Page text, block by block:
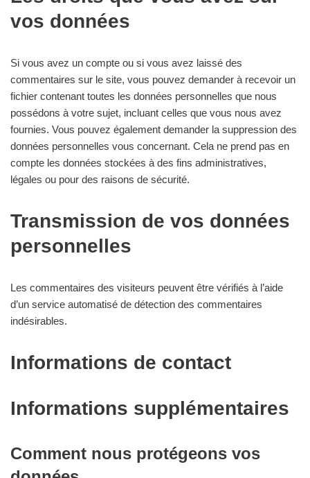
vos données
Si vous avez un compte ou si vous avez laissé des
commentaires sur le site, vous pouvez demander à recevoir un
fichier contenant toutes les données personnelles que nous
possédons à votre sujet, incluant celles que vous nous avez
fournies. Vous pouvez également demander la suppression des
données personnelles vous concernant. Cela ne prend pas en
compte les données stockées à des fins administratives,
légales ou pour des raisons de sécurité.
Transmission de vos données
personnelles
Les commentaires des visiteurs peuvent être vérifiés à l’aide
d’un service automatisé de détection des commentaires
indésirables.
Informations de contact
Informations supplémentaires
Comment nous protégeons vos